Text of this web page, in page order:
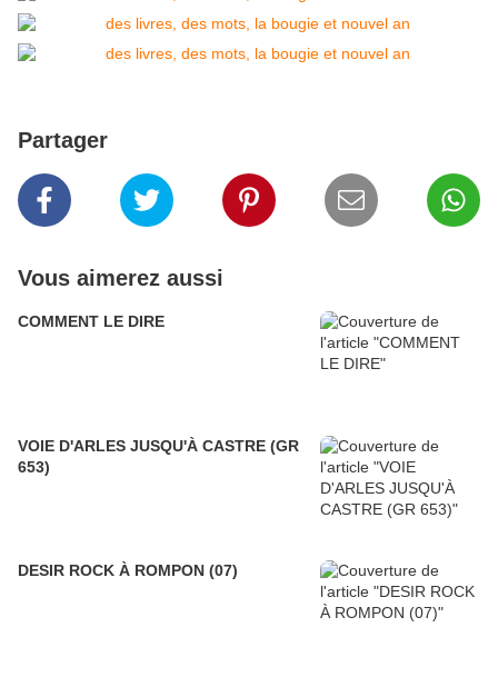
Partager
Vous aimerez aussi
COMMENT LE DIRE
VOIE D'ARLES JUSQU'À CASTRE (GR
653)
DESIR ROCK À ROMPON (07)